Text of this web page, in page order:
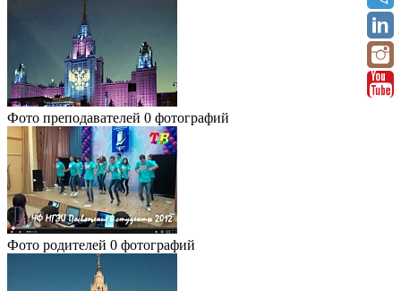
Фото преподавателей 0 фотографий
Фото родителей 0 фотографий